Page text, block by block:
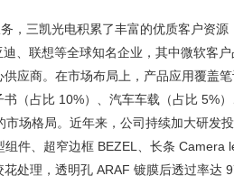
，三凯光电积累了丰富的优质客户资源
、联想等全球知名企业，其中微软客户
应商。在市场布局上，产品应用覆盖
（占比 10%）、汽车车载（占比 5%
场格局。近年来，公司持续加大研发
件、超窄边框 BEZEL、长条 Camera
处理，透明孔 ARAF 镀膜后透过率达